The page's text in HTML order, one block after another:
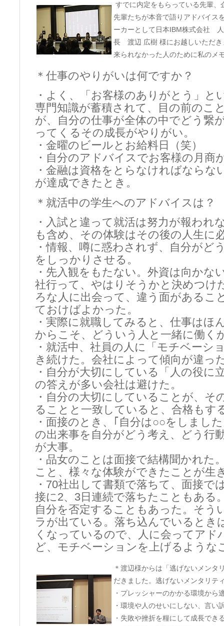
すでに内定をもらっている先輩、
先輩たちが本音で語りアドバイス
ーカーとして日本IBM株式会社
長 渡辺 広樹 様にお越しいただき
来られなかった人のために私のメ
＊仕事のやりがいは何ですか？
・よく、「お客様のありがとう」と
専門知識が蓄積されて、目の前のこ
が、自分の仕事が全体の中でどう繋
ってくるその成長がやりがい。
・金曜のビールとお給料日（笑）
・自分のアドバイスでお客様の月商
・金融は資格をとらなければならな
が達成できたとき。
＊就活中の学生へのアドバイスは？
・入試と違って就活は努力が報われ
も含め、その体験はその後の人生に
・情報、噂に惑わされず、自分がど
をしっかりさせる。
・先入観をもたない。外資は向かな
社行って、やはりそうかと決めつけ
ろな人に出会って、違う面があるこ
ておけばよかった。
・実際に就職してみると、仕事はほ
からこそ、どういう人と一緒に働く
・就活中、社員の人に「モチベーシ
き続けた。会社によって傾向が違っ
・自分が大切にしている「人の役に
の答えが多い会社は避けた。
・自分の大切にしていることが、そ
ることと一致していると、合格もす
・面接のとき、｢自分は○○をしまし
の出来事を自分がどう考え、どう行
が大事。
・品女のことは面接で結構聞かれた
こと、様々な体験ができたことが生
・70社出して書類で落ちて、面接で
接に2、3日連続で落ちたこともある
自分を否定することもあった。そう
ラが出ている。落ち込んでいるとき
くなっているので、人に会ってアド
ど、モチベーションを上げるような
＊渡辺様からは「逃げないメンタ
だきました。逃げないメンタリテ
・プレッシャーのかかる環境から
・環境や人のせいにしない、言い
・失敗や挫折を糧にして成長でき